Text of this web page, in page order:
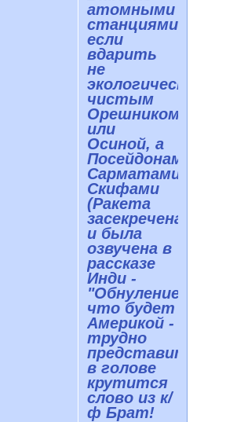
атомными
станциями,
если
вдарить
не
экологически
чистым
Орешником
или
Осиной, а
Посейдонами,
Сарматами,
Скифами
(Ракета
засекречена
и была
озвучена в
рассказе
Инди -
"Обнуление"),
что будет
Америкой -
трудно
представить,
в голове
крутится
слово из к/
ф Брат!